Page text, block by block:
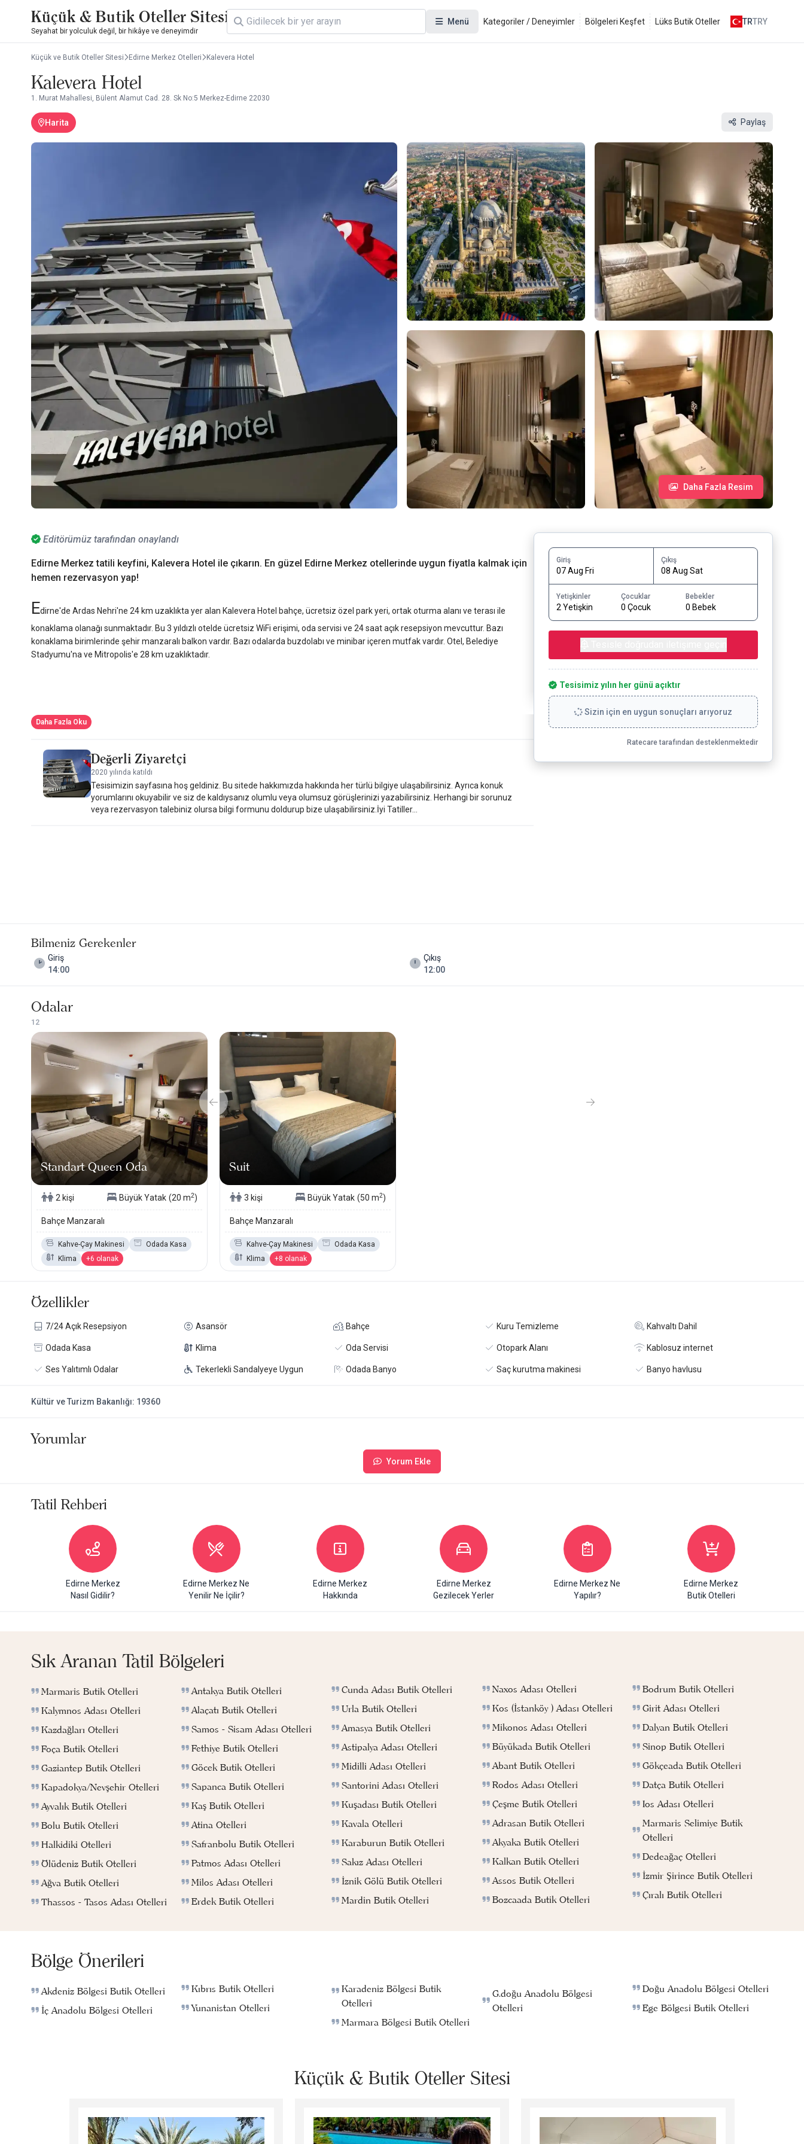
Küçük & Butik Oteller Sitesi
Seyahat bir yolculuk değil, bir hikâye ve deneyimdir
Menü Kategoriler / Deneyimler Bölgeleri Keşfet Lüks Butik Oteller TRTRY
Küçük ve Butik Oteller Sitesi Edirne Merkez Otelleri Kalevera Hotel
Kalevera Hotel
1. Murat Mahallesi, Bülent Alamut Cad. 28. Sk No:5 Merkez-Edirne 22030
Harita Paylaş
Daha Fazla Resim
Editörümüz tarafından onaylandı
Edirne Merkez tatili keyfini, Kalevera Hotel ile çıkarın. En güzel Edirne Merkez otellerinde uygun fiyatla kalmak için
hemen rezervasyon yap!
Edirne'de Ardas Nehri'ne 24 km uzaklıkta yer alan Kalevera Hotel bahçe, ücretsiz özel park yeri, ortak oturma alanı ve terası ile
konaklama olanağı sunmaktadır. Bu 3 yıldızlı otelde ücretsiz WiFi erişimi, oda servisi ve 24 saat açık resepsiyon mevcuttur. Bazı
konaklama birimlerinde şehir manzaralı balkon vardır. Bazı odalarda buzdolabı ve minibar içeren mutfak vardır. Otel, Belediye
Stadyumu'na ve Mitropolis'e 28 km uzaklıktadır.
Daha Fazla Oku
Değerli Ziyaretçi
2020 yılında katıldı
Tesisimizin sayfasına hoş geldiniz. Bu sitede hakkımızda hakkında her türlü bilgiye ulaşabilirsiniz. Ayrıca konuk
yorumlarını okuyabilir ve siz de kaldıysanız olumlu veya olumsuz görüşlerinizi yazabilirsiniz. Herhangi bir sorunuz
veya rezervasyon talebiniz olursa bilgi formunu doldurup bize ulaşabilirsiniz.İyi Tatiller...
Giriş
07 Aug Fri
Çıkış
08 Aug Sat
Yetişkinler
2 Yetişkin
Çocuklar
0 Çocuk
Bebekler
0 Bebek
Tesisimiz yılın her günü açıktır
Sizin için en uygun sonuçları arıyoruz
Ratecare tarafından desteklenmektedir
Bilmeniz Gerekenler
Giriş
14:00
Çıkış
12:00
Odalar
1 2
Standart Queen Oda
2 kişi Büyük Yatak (20 m2)
Bahçe Manzaralı
Kahve-Çay Makinesi
Odada Kasa
Klima
+6 olanak
Suit
3 kişi Büyük Yatak (50 m2)
Bahçe Manzaralı
Kahve-Çay Makinesi
Odada Kasa
Klima
+8 olanak
Özellikler
7/24 Açık Resepsiyon Asansör Bahçe Kuru Temizleme Kahvaltı Dahil
Odada Kasa Klima Oda Servisi Otopark Alanı Kablosuz internet
Ses Yalıtımlı Odalar Tekerlekli Sandalyeye Uygun Odada Banyo Saç kurutma makinesi Banyo havlusu
Kültür ve Turizm Bakanlığı: 19360
Yorumlar
Yorum Ekle
Tatil Rehberi
Edirne Merkez
Nasıl Gidilir?
Edirne Merkez Ne
Yenilir Ne İçilir?
Edirne Merkez
Hakkında
Edirne Merkez
Gezilecek Yerler
Edirne Merkez Ne
Yapılır?
Edirne Merkez
Butik Otelleri
Sık Aranan Tatil Bölgeleri
Marmaris Butik Otelleri
Kalymnos Adası Otelleri
Kazdağları Otelleri
Foça Butik Otelleri
Gaziantep Butik Otelleri
Kapadokya/Nevşehir Otelleri
Ayvalık Butik Otelleri
Bolu Butik Otelleri
Halkidiki Otelleri
Ölüdeniz Butik Otelleri
Ağva Butik Otelleri
Thassos - Tasos Adası Otelleri
Antakya Butik Otelleri
Alaçatı Butik Otelleri
Samos - Sisam Adası Otelleri
Fethiye Butik Otelleri
Göcek Butik Otelleri
Sapanca Butik Otelleri
Kaş Butik Otelleri
Atina Otelleri
Safranbolu Butik Otelleri
Patmos Adası Otelleri
Milos Adası Otelleri
Erdek Butik Otelleri
Cunda Adası Butik Otelleri
Urla Butik Otelleri
Amasya Butik Otelleri
Astipalya Adası Otelleri
Midilli Adası Otelleri
Santorini Adası Otelleri
Kuşadası Butik Otelleri
Kavala Otelleri
Karaburun Butik Otelleri
Sakız Adası Otelleri
İznik Gölü Butik Otelleri
Mardin Butik Otelleri
Naxos Adası Otelleri
Kos (İstanköy ) Adası Otelleri
Mikonos Adası Otelleri
Büyükada Butik Otelleri
Abant Butik Otelleri
Rodos Adası Otelleri
Çeşme Butik Otelleri
Adrasan Butik Otelleri
Akyaka Butik Otelleri
Kalkan Butik Otelleri
Assos Butik Otelleri
Bozcaada Butik Otelleri
Bodrum Butik Otelleri
Girit Adası Otelleri
Dalyan Butik Otelleri
Sinop Butik Otelleri
Gökçeada Butik Otelleri
Datça Butik Otelleri
Ios Adası Otelleri
Marmaris Selimiye Butik
Otelleri
Dedeağaç Otelleri
İzmir Şirince Butik Otelleri
Çıralı Butik Otelleri
Bölge Önerileri
Akdeniz Bölgesi Butik Otelleri
İç Anadolu Bölgesi Otelleri
Kıbrıs Butik Otelleri
Yunanistan Otelleri
Karadeniz Bölgesi Butik
Otelleri
Marmara Bölgesi Butik Otelleri
G.doğu Anadolu Bölgesi
Otelleri
Doğu Anadolu Bölgesi Otelleri
Ege Bölgesi Butik Otelleri
Küçük & Butik Oteller Sitesi